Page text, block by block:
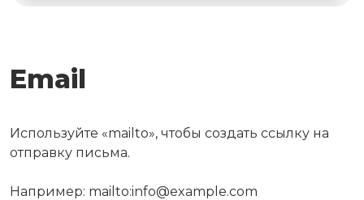
Email
Используйте «mailto», чтобы создать ссылку на
отправку письма.
Например: mailto:info@example.com